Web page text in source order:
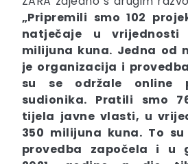
„Pripremili smo 102
natječaje u
milijuna kuna. Jedna od
je organizacija i
su se održale online
sudionika. Pratili smo
tijela javne vlasti, u
350 milijuna kuna. To
provedba započela i u